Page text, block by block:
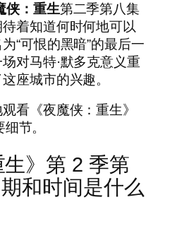
侠：重生第二季第八集
着知道何时何地可以
“可恨的黑暗”的最后一
对马特·默多克意义重
座城市的兴趣。
看《夜魔侠：重生》
节。
生》第 2 季第
和时间是什么